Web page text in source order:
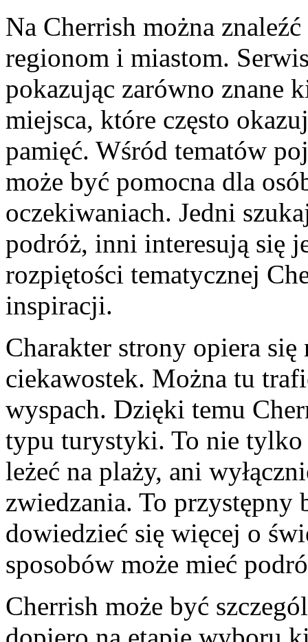
Na Cherrish można
regionom i miastom.
pokazując zarówno znane
miejsca, które często
pamięć. Wśród tematów
może być pomocna dla
oczekiwaniach. Jedni
podróż, inni interesują się
rozpiętości tematycznej
inspiracji.
Charakter strony opiera się
ciekawostek. Można tu
wyspach. Dzięki temu
typu turystyki. To nie tylko
leżeć na plaży, ani
zwiedzania. To
dowiedzieć się więcej o
sposobów może mieć
Cherrish może być